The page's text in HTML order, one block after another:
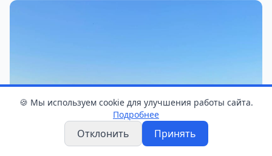
🍪 Мы используем cookie для улучшения работы сайта.
Подробнее
Отклонить Принять